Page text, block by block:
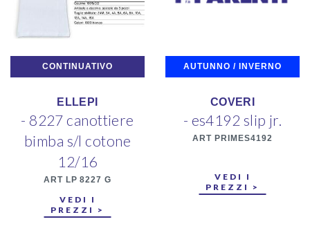
CONTINUATIVO
ELLEPI
- 8227 canottiere
bimba s/l cotone
12/16
ART LP 8227 G
VEDI I
PREZZI >
AUTUNNO / INVERNO
COVERI
- es4192 slip jr.
ART PRIMES4192
VEDI I
PREZZI >